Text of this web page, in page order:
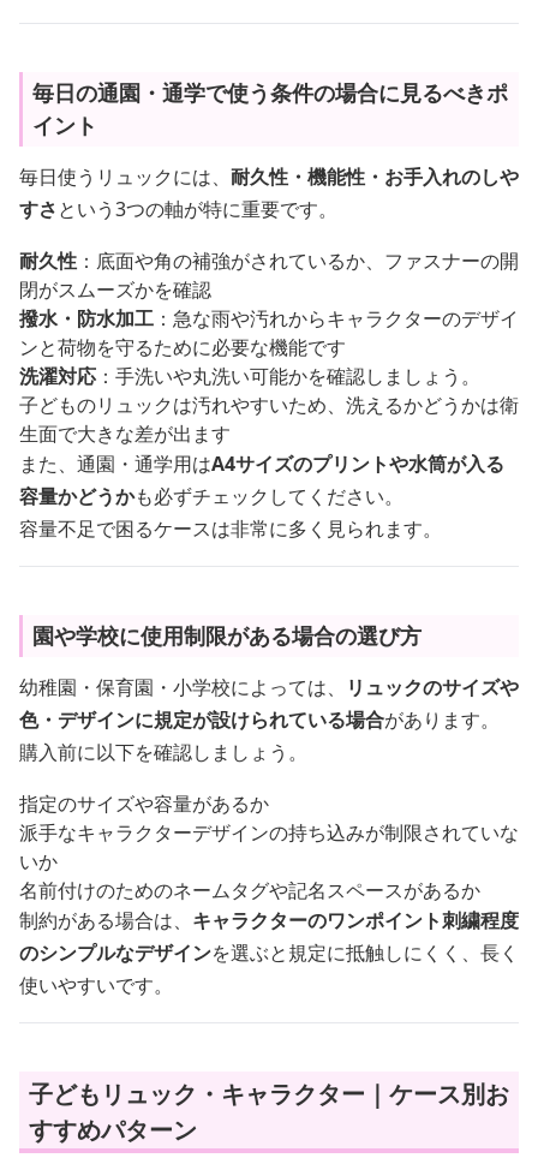
毎日の通園・通学で使う条件の場合に見るべきポ
イント
毎日使うリュックには、 耐久性・機能性・お手入れのしや
すさという3つの軸が特に重要です。
耐久性 ：底面や角の補強がされているか、ファスナーの開
閉がスムーズかを確認
撥水・防水加工 ：急な雨や汚れからキャラクターのデザイ
ンと荷物を守るために必要な機能です
洗濯対応 ：手洗いや丸洗い可能かを確認しましょう。
子どものリュックは汚れやすいため、洗えるかどうかは衛
生面で大きな差が出ます
また、通園・通学用はA4サイズのプリントや水筒が入る
容量かどうかも必ずチェックしてください。
容量不足で困るケースは非常に多く見られます。
園や学校に使用制限がある場合の選び方
幼稚園・保育園・小学校によっては、
リュックのサイズや
色・デザインに規定が設けられている場合があります。
購入前に以下を確認しましょう。
指定のサイズや容量があるか
派手なキャラクターデザインの持ち込みが制限されていな
いか
名前付けのためのネームタグや記名スペースがあるか
制約がある場合は、 キャラクターのワンポイント刺繍程度
のシンプルなデザインを選ぶと規定に抵触しにくく、長く
使いやすいです。
子どもリュック・キャラクター｜ケース別お
すすめパターン